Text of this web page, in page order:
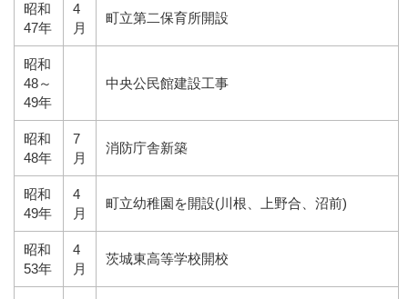
昭和
47年
4
月
町立第二保育所開設
昭和
48～
49年
中央公民館建設工事
昭和
48年
7
月
消防庁舎新築
昭和
49年
4
月
町立幼稚園を開設(川根、上野合、沼前)
昭和
53年
4
月
茨城東高等学校開校